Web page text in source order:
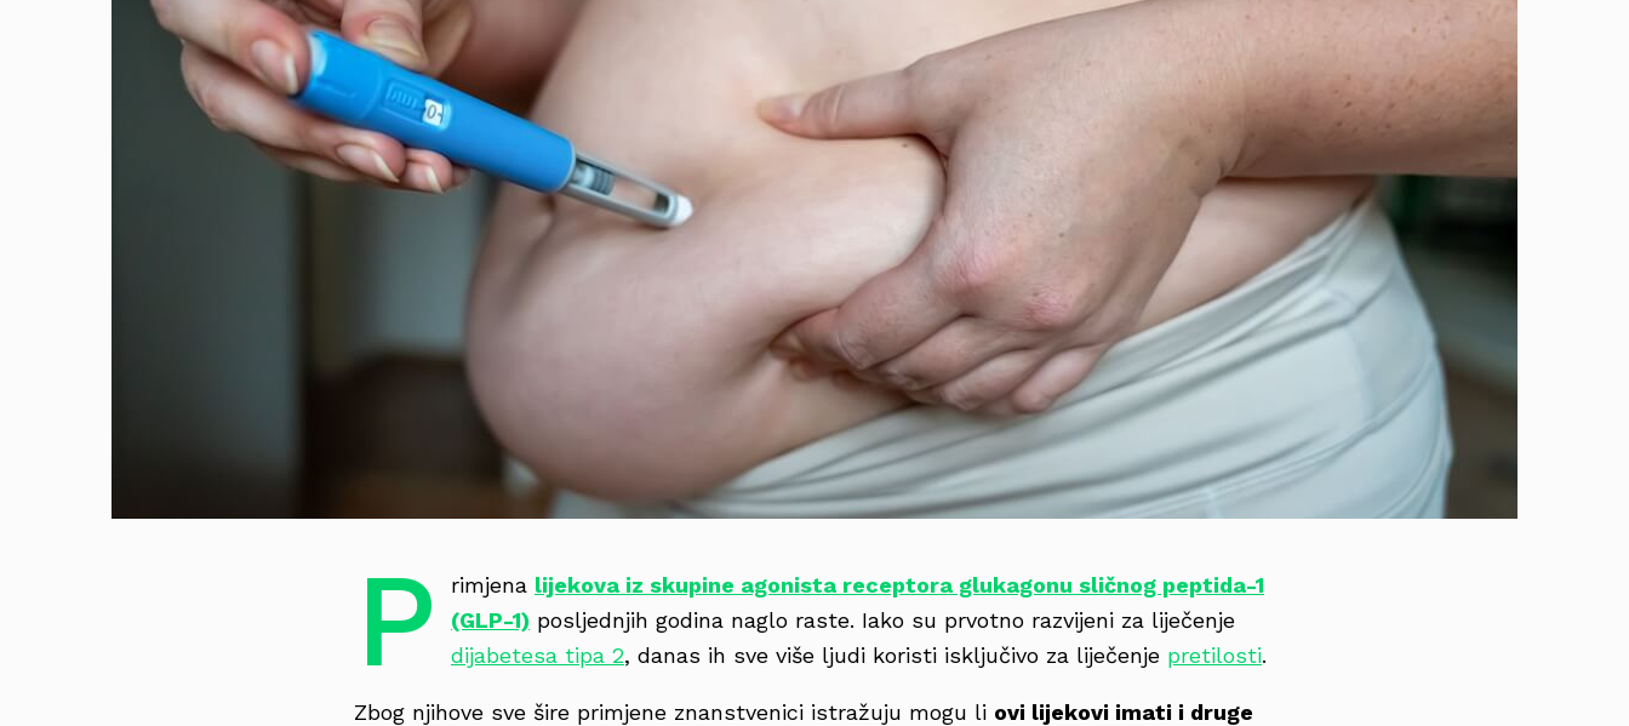
P rimjena lijekova iz skupine agonista receptora glukagonu sličnog peptida-1
(GLP-1) posljednjih godina naglo raste. Iako su prvotno razvijeni za liječenje
dijabetesa tipa 2, danas ih sve više ljudi koristi isključivo za liječenje pretilosti.
Zbog njihove sve šire primjene znanstvenici istražuju mogu li ovi lijekovi imati i druge